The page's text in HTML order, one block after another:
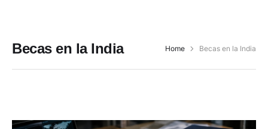
Becas en la India Home Becas en la India